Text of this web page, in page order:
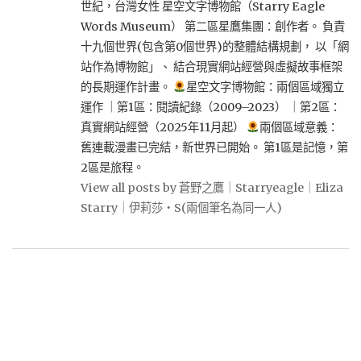
世紀，台灣女性 星空文字博物館（Starry Eagle
Words Museum） 第二區星鷹集團：創作者。 負責
十九個世界(包含第0個世界)的整體結構規劃， 以「網
站作為博物館」、 結合現實網站經營與虛擬故事框架
的長期運作計畫。
星空文字博物館：兩個區域獨立
運作 ｜第1區：閱讀紀錄（2009–2023） ｜第2區：
真實網站經營（2025年11月起）
兩個區域意義：
舊連載漫畫已完結，新世界已開始。 第1區是記憶，第
2區是旅程。
View all posts by 蒼野之鷹｜Starryeagle｜Eliza
Starry｜伊莉莎・S(兩個筆名為同一人)